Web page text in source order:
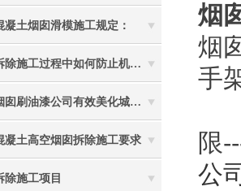
凝土烟囱滑模施工规定：
烟囱拆除施工过程中如何防止机械伤害
高空烟囱刷油漆公司有效美化城市环境
凝土高空烟囱拆除施工要求
除施工项目
烟
烟
手
限
公